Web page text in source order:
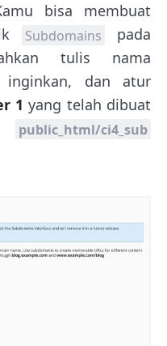
bisa membuat
Subdomains
pada
tulis nama
inginkan, dan atur
1 yang telah dibuat
public_html/ci4_sub